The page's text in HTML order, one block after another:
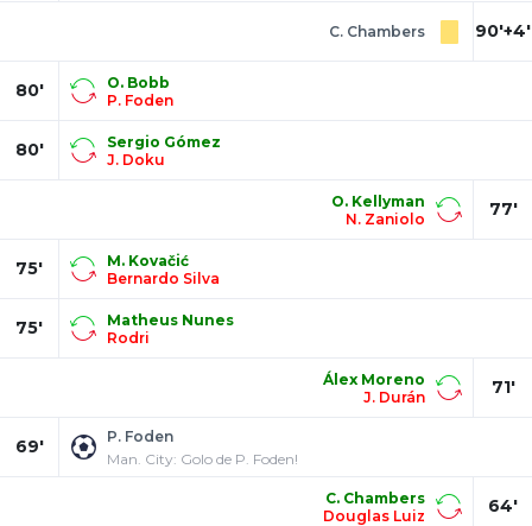
90'+4'
C. Chambers
80'
O. Bobb
P. Foden
80'
Sergio Gómez
J. Doku
77'
O. Kellyman
N. Zaniolo
75'
M. Kovačić
Bernardo Silva
75'
Matheus Nunes
Rodri
71'
Álex Moreno
J. Durán
69'
P. Foden
Man. City: Golo de P. Foden!
64'
C. Chambers
Douglas Luiz